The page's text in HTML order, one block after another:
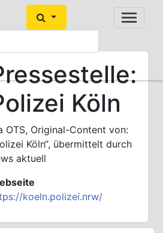
Köln
OTS, Original-Content von:
Köln“, übermittelt durch
aktuell
koeln.polizei.nrw/